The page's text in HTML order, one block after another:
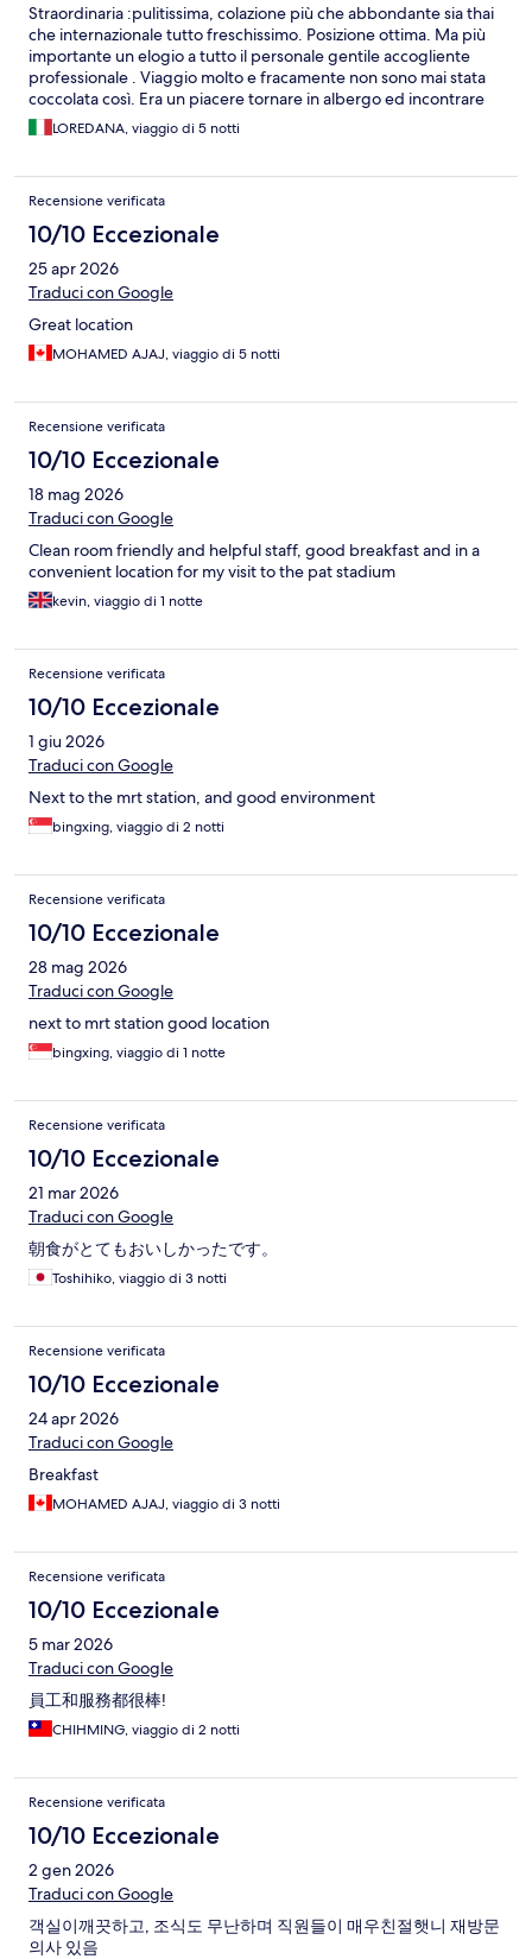
Straordinaria :pulitissima, colazione più che abbondante sia thai
che internazionale tutto freschissimo. Posizione ottima. Ma più
importante un elogio a tutto il personale gentile accogliente
professionale . Viaggio molto e fracamente non sono mai stata
coccolata così. Era un piacere tornare in albergo ed incontrare
Sutar alla porta che ci ha seguiti in tutto con estrema signorilità
educazione e simpatia. Ottimo più di 5 stelle.
LOREDANA, viaggio di 5 notti
Recensione verificata
10/10 Eccezionale
25 apr 2026
Traduci con Google
Great location
MOHAMED AJAJ, viaggio di 5 notti
Recensione verificata
10/10 Eccezionale
18 mag 2026
Traduci con Google
Clean room friendly and helpful staff, good breakfast and in a
convenient location for my visit to the pat stadium
kevin, viaggio di 1 notte
Recensione verificata
10/10 Eccezionale
1 giu 2026
Traduci con Google
Next to the mrt station, and good environment
bingxing, viaggio di 2 notti
Recensione verificata
10/10 Eccezionale
28 mag 2026
Traduci con Google
next to mrt station good location
bingxing, viaggio di 1 notte
Recensione verificata
10/10 Eccezionale
21 mar 2026
Traduci con Google
朝食がとてもおいしかったです。
Toshihiko, viaggio di 3 notti
Recensione verificata
10/10 Eccezionale
24 apr 2026
Traduci con Google
Breakfast
MOHAMED AJAJ, viaggio di 3 notti
Recensione verificata
10/10 Eccezionale
5 mar 2026
Traduci con Google
員工和服務都很棒!
CHIHMING, viaggio di 2 notti
Recensione verificata
10/10 Eccezionale
2 gen 2026
Traduci con Google
객실이깨끗하고, 조식도 무난하며 직원들이 매우친절햇니 재방문
의사 있음